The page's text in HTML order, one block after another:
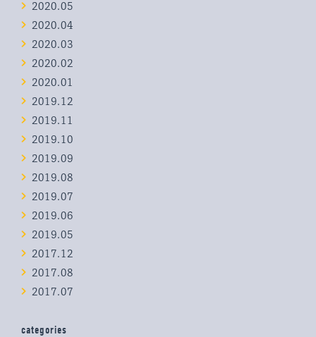
2020.05
2020.04
2020.03
2020.02
2020.01
2019.12
2019.11
2019.10
2019.09
2019.08
2019.07
2019.06
2019.05
2017.12
2017.08
2017.07
categories